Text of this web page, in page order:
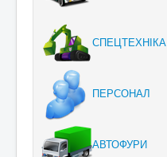
СПЕЦТЕХНІКА
ПЕРСОНАЛ
АВТОФУРИ